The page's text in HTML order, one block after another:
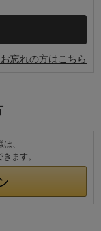
忘れの方はこちら
、
ます。